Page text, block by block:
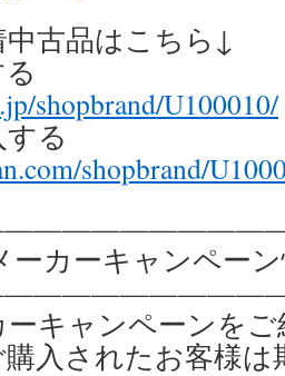
古品はこちら↓
shopbrand/U100010/
る
shopbrand/
カーキャンペー
キャンペーンをご
入されたお客様